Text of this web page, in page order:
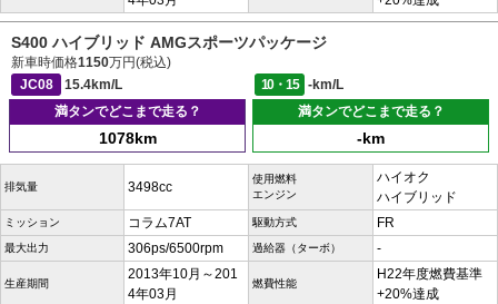
S400 ハイブリッド AMGスポーツパッケージ
新車時価格1150万円(税込)
JC08
15.4km/L 10・15
-km/L
満タンでどこまで走る？
1078km
満タンでどこまで走る？
-km
排気量 3498cc
使用燃料
エンジン
ハイオク
ハイブリッド
ミッション コラム7AT 駆動方式 FR
最大出力 306ps/6500rpm 過給器（ターボ） -
生産期間
2013年10月～201
4年03月
燃費性能
H22年度燃費基準
+20%達成